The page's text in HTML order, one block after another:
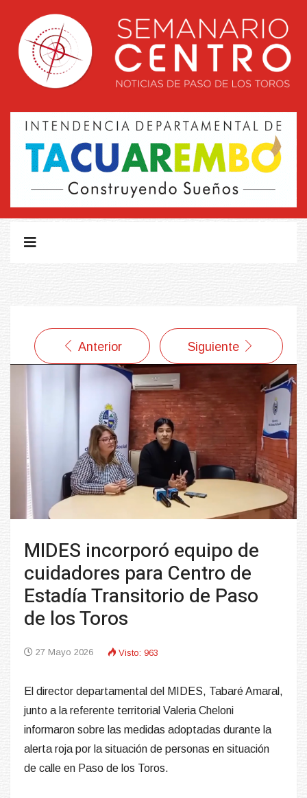
Anterior Siguiente
MIDES incorporó equipo de
cuidadores para Centro de
Estadía Transitorio de Paso
de los Toros
27 Mayo 2026 Visto: 963
El director departamental del MIDES, Tabaré Amaral,
junto a la referente territorial Valeria Cheloni
informaron sobre las medidas adoptadas durante la
alerta roja por la situación de personas en situación
de calle en Paso de los Toros.